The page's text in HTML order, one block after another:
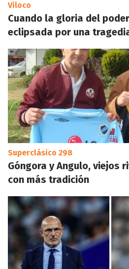
Viloco
Cuando la gloria del
eclipsada por una
Superclásico 298
Góngora y Angulo, viejos
con más tradición